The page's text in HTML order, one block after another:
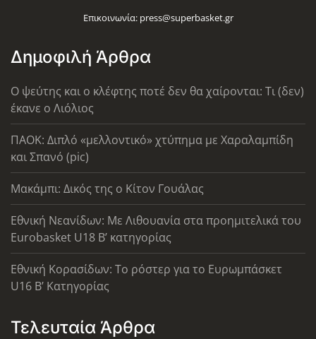
Επικοινωνία: press@superbasket.gr
Δημοφιλή Άρθρα
Ο ψεύτης και ο κλέφτης ποτέ δεν θα χαίρονται: Τι (δεν)
έκανε ο Λιόλιος
ΠΑΟΚ: Διπλό «μελλοντικό» χτύπημα με Χαραλαμπίδη
και Σπανό (pic)
Μακάμπι: Δικός της ο Κίτον Γουάλας
Εθνική Νεανίδων: Με Λιθουανία στα προημιτελικά του
Eurobasket U18 Β’ κατηγορίας
Εθνική Κορασίδων: Το ρόστερ για το Ευρωμπάσκετ
U16 B’ Κατηγορίας
Τελευταία Άρθρα